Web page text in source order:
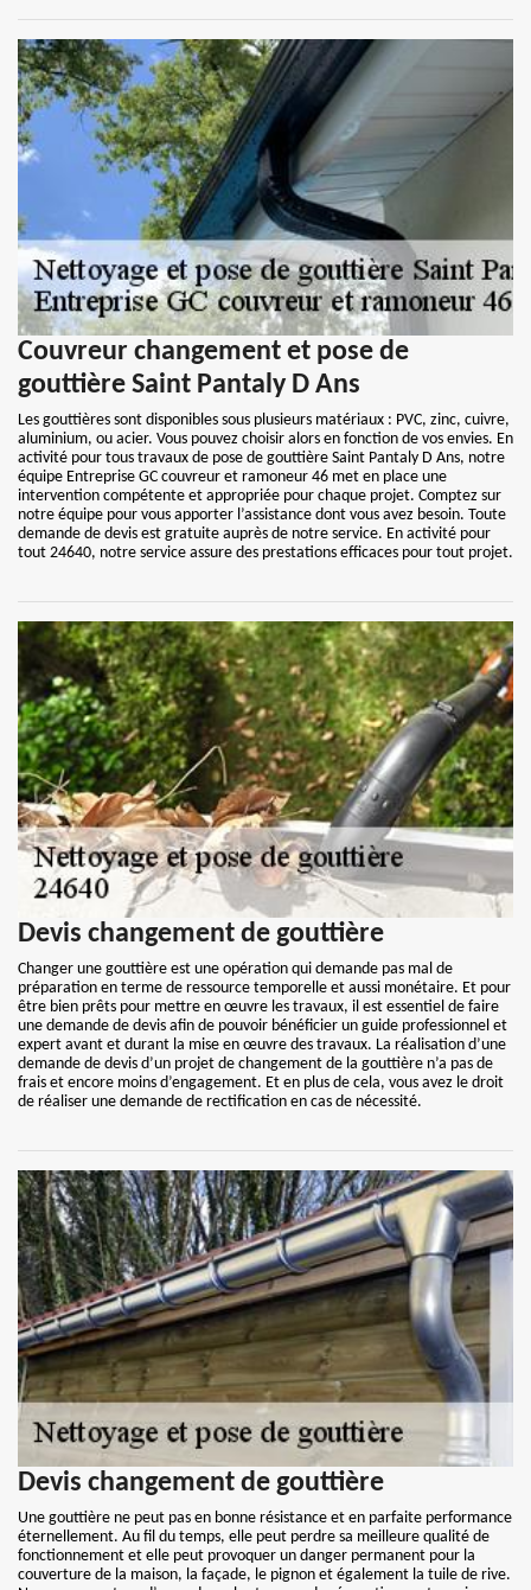
Couvreur changement et pose de
gouttière Saint Pantaly D Ans
Les gouttières sont disponibles sous plusieurs matériaux : PVC, zinc, cuivre,
aluminium, ou acier. Vous pouvez choisir alors en fonction de vos envies. En
activité pour tous travaux de pose de gouttière Saint Pantaly D Ans, notre
équipe Entreprise GC couvreur et ramoneur 46 met en place une
intervention compétente et appropriée pour chaque projet. Comptez sur
notre équipe pour vous apporter l’assistance dont vous avez besoin. Toute
demande de devis est gratuite auprès de notre service. En activité pour
tout 24640, notre service assure des prestations efficaces pour tout projet.
Devis changement de gouttière
Changer une gouttière est une opération qui demande pas mal de
préparation en terme de ressource temporelle et aussi monétaire. Et pour
être bien prêts pour mettre en œuvre les travaux, il est essentiel de faire
une demande de devis afin de pouvoir bénéficier un guide professionnel et
expert avant et durant la mise en œuvre des travaux. La réalisation d’une
demande de devis d’un projet de changement de la gouttière n’a pas de
frais et encore moins d’engagement. Et en plus de cela, vous avez le droit
de réaliser une demande de rectification en cas de nécessité.
Devis changement de gouttière
Une gouttière ne peut pas en bonne résistance et en parfaite performance
éternellement. Au fil du temps, elle peut perdre sa meilleure qualité de
fonctionnement et elle peut provoquer un danger permanent pour la
couverture de la maison, la façade, le pignon et également la tuile de rive.